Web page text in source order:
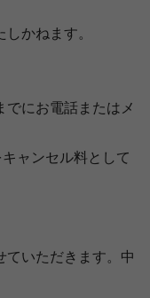
かねます。
でにお電話またはメ
ャンセル料として
ていただきます。中